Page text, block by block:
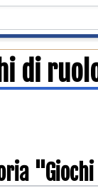
di